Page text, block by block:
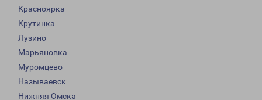
Красноярка
Крутинка
Лузино
Марьяновка
Муромцево
Называевск
Нижняя Омска